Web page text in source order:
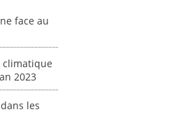
[ Ressource électronique ]
face au
climatique
2023
les